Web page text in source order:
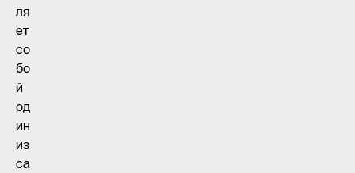
ля
ет
со
бо
й
од
ин
из
са